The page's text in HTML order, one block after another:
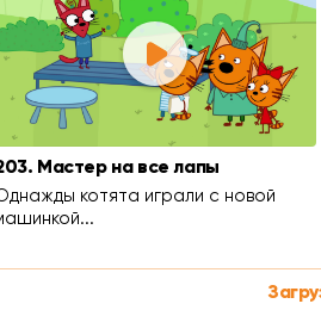
Мастер на все лапы
котята играли с новой